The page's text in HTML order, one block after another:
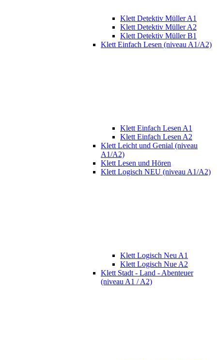
Klett Detektiv Müller A1
Klett Detektiv Müller A2
Klett Detektiv Müller B1
Klett Einfach Lesen (niveau A1/A2)
Klett Einfach Lesen A1
Klett Einfach Lesen A2
Klett Leicht und Genial (niveau
A1/A2)
Klett Lesen und Hören
Klett Logisch NEU (niveau A1/A2)
Klett Logisch Neu A1
Klett Logisch Nue A2
Klett Stadt - Land - Abenteuer
(niveau A1 / A2)